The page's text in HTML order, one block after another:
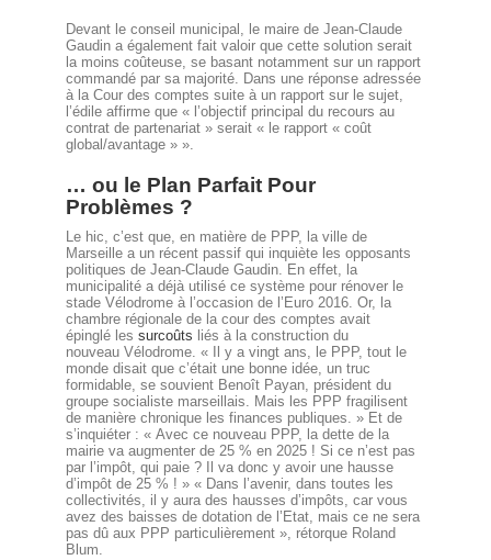
Devant le conseil municipal, le maire de Jean-Claude
Gaudin a également fait valoir que cette solution serait
la moins coûteuse, se basant notamment sur un rapport
commandé par sa majorité. Dans une réponse adressée
à la Cour des comptes suite à un rapport sur le sujet,
l’édile affirme que « l’objectif principal du recours au
contrat de partenariat » serait « le rapport « coût
global/avantage » ».
… ou le Plan Parfait Pour
Problèmes ?
Le hic, c’est que, en matière de PPP, la ville de
Marseille a un récent passif qui inquiète les opposants
politiques de Jean-Claude Gaudin. En effet, la
municipalité a déjà utilisé ce système pour rénover le
stade Vélodrome à l’occasion de l’Euro 2016. Or, la
chambre régionale de la cour des comptes avait
épinglé les surcoûts liés à la construction du
nouveau Vélodrome. « Il y a vingt ans, le PPP, tout le
monde disait que c’était une bonne idée, un truc
formidable, se souvient Benoît Payan, président du
groupe socialiste marseillais. Mais les PPP fragilisent
de manière chronique les finances publiques. » Et de
s’inquiéter : « Avec ce nouveau PPP, la dette de la
mairie va augmenter de 25 % en 2025 ! Si ce n’est pas
par l’impôt, qui paie ? Il va donc y avoir une hausse
d’impôt de 25 % ! » « Dans l’avenir, dans toutes les
collectivités, il y aura des hausses d’impôts, car vous
avez des baisses de dotation de l’Etat, mais ce ne sera
pas dû aux PPP particulièrement », rétorque Roland
Blum.